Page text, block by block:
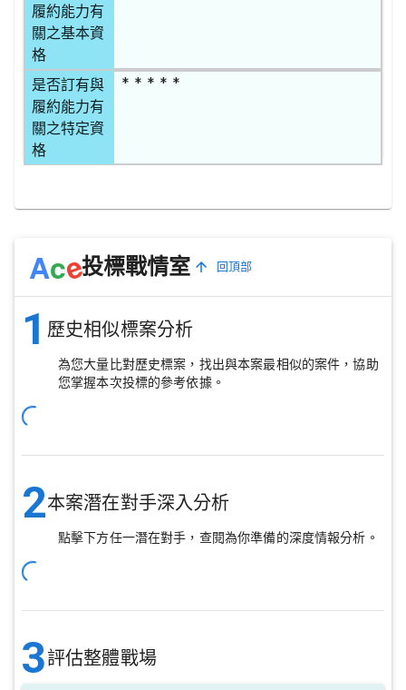
履約能力有
關之基本資
格
是否訂有與
履約能力有
關之特定資
格
* * * * *
Ace投標戰情室 回頂部
1 歷史相似標案分析
為您大量比對歷史標案，找出與本案最相似的案件，協助
您掌握本次投標的參考依據。
2本案潛在對手深入分析
點擊下方任一潛在對手，查閱為你準備的深度情報分析。
3評估整體戰場